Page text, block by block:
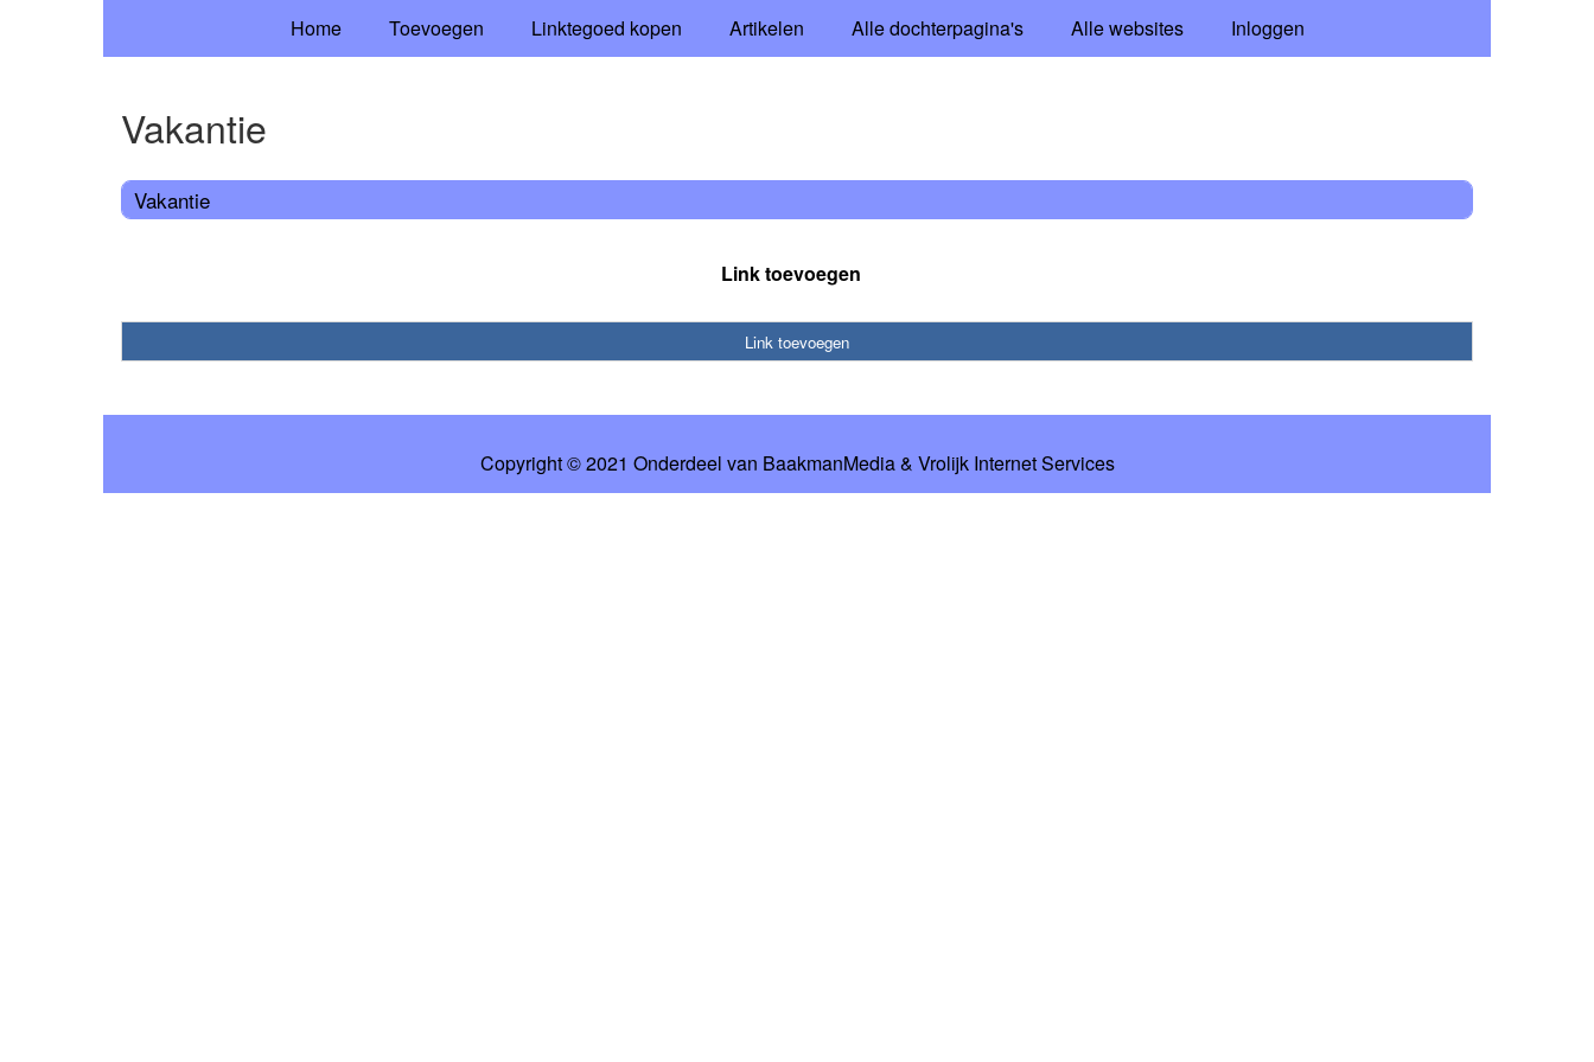
Home Toevoegen Linktegoed kopen Artikelen Alle dochterpagina's Alle websites Inloggen
Vakantie
Vakantie
Link toevoegen
Link toevoegen
Copyright © 2021 Onderdeel van BaakmanMedia& Vrolijk Internet Services